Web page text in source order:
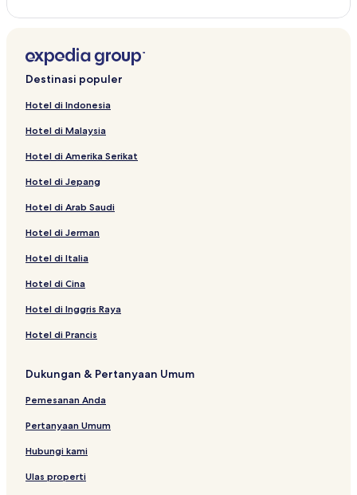
Destinasi populer
Hotel di Indonesia
Hotel di Malaysia
Hotel di Amerika Serikat
Hotel di Jepang
Hotel di Arab Saudi
Hotel di Jerman
Hotel di Italia
Hotel di Cina
Hotel di Inggris Raya
Hotel di Prancis
Dukungan & Pertanyaan Umum
Pemesanan Anda
Pertanyaan Umum
Hubungi kami
Ulas properti